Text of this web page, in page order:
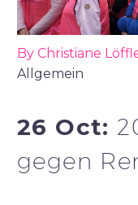
By Christiane
Allgemein
26 Oct:
gegen